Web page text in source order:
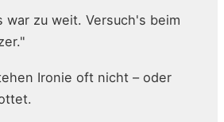
war zu weit. Versuch's beim
Ironie oft nicht – oder